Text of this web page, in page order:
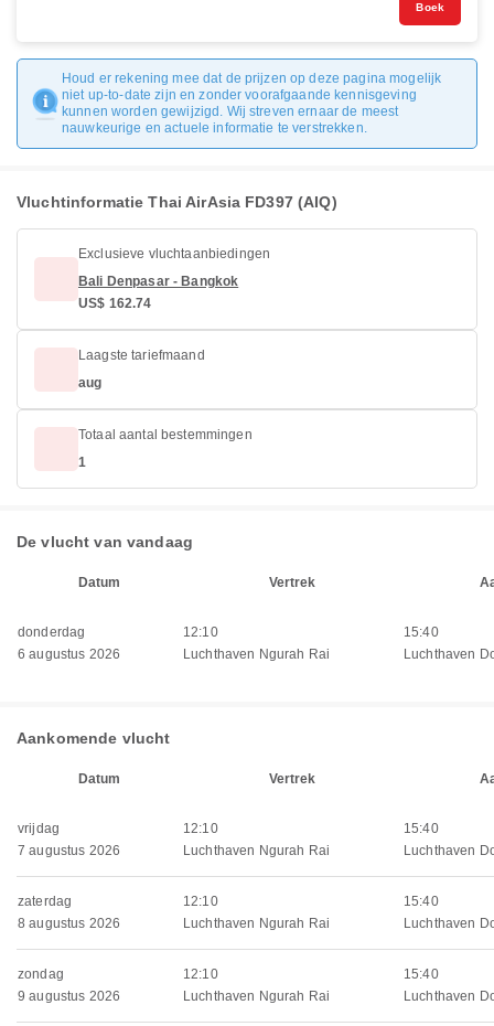
Boek
Houd er rekening mee dat de prijzen op deze pagina mogelijk
niet up-to-date zijn en zonder voorafgaande kennisgeving
kunnen worden gewijzigd. Wij streven ernaar de meest
nauwkeurige en actuele informatie te verstrekken.
Vluchtinformatie Thai AirAsia FD397 (AIQ)
Exclusieve vluchtaanbiedingen
Bali Denpasar - Bangkok
US$ 162.74
Laagste tariefmaand
aug
Totaal aantal bestemmingen
1
De vlucht van vandaag
Datum Vertrek
donderdag
6 augustus 2026
12:10
Luchthaven Ngurah Rai
15:40
Luchthaven
Aankomende vlucht
Datum Vertrek
vrijdag
7 augustus 2026
12:10
Luchthaven Ngurah Rai
15:40
Luchthaven
zaterdag
8 augustus 2026
12:10
Luchthaven Ngurah Rai
15:40
Luchthaven
zondag
9 augustus 2026
12:10
Luchthaven Ngurah Rai
15:40
Luchthaven